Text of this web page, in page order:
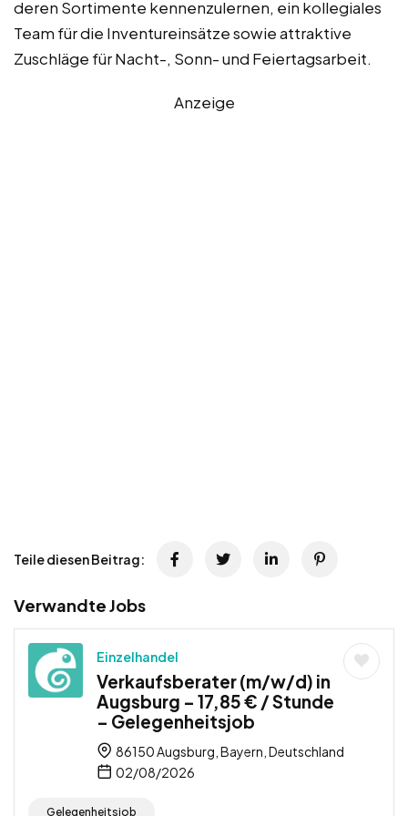
deren Sortimente kennenzulernen, ein kollegiales
Team für die Inventureinsätze sowie attraktive
Zuschläge für Nacht-, Sonn- und Feiertagsarbeit.
Anzeige
Teile diesen Beitrag:
Verwandte Jobs
Einzelhandel
Verkaufsberater (m/w/d) in
Augsburg – 17,85 € / Stunde
– Gelegenheitsjob
86150 Augsburg, Bayern, Deutschland
02/08/2026
Gelegenheitsjob